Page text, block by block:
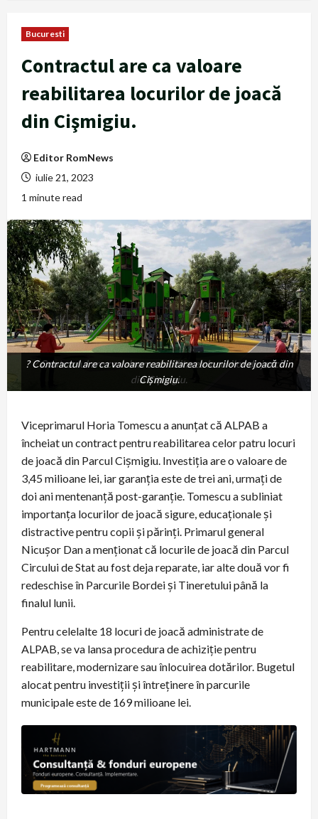
Bucuresti
Contractul are ca valoare
reabilitarea locurilor de joacă
din Cişmigiu.
Editor RomNews
iulie 21, 2023
1 minute read
? Contractul are ca valoare reabilitarea locurilor de joacă
din Cişmigiu.
? Contractul are ca valoare reabilitarea locurilor de joacă din
Cişmigiu.
Viceprimarul Horia Tomescu a anunţat că ALPAB a
încheiat un contract pentru reabilitarea celor patru locuri
de joacă din Parcul Cişmigiu. Investiţia are o valoare de
3,45 milioane lei, iar garanţia este de trei ani, urmaţi de
doi ani mentenanţă post-garanţie. Tomescu a subliniat
importanţa locurilor de joacă sigure, educaţionale şi
distractive pentru copii şi părinţi. Primarul general
Nicuşor Dan a menţionat că locurile de joacă din Parcul
Circului de Stat au fost deja reparate, iar alte două vor fi
redeschise în Parcurile Bordei şi Tineretului până la
finalul lunii.
Pentru celelalte 18 locuri de joacă administrate de
ALPAB, se va lansa procedura de achiziţie pentru
reabilitare, modernizare sau înlocuirea dotărilor. Bugetul
alocat pentru investiţii şi întreţinere în parcurile
municipale este de 169 milioane lei.